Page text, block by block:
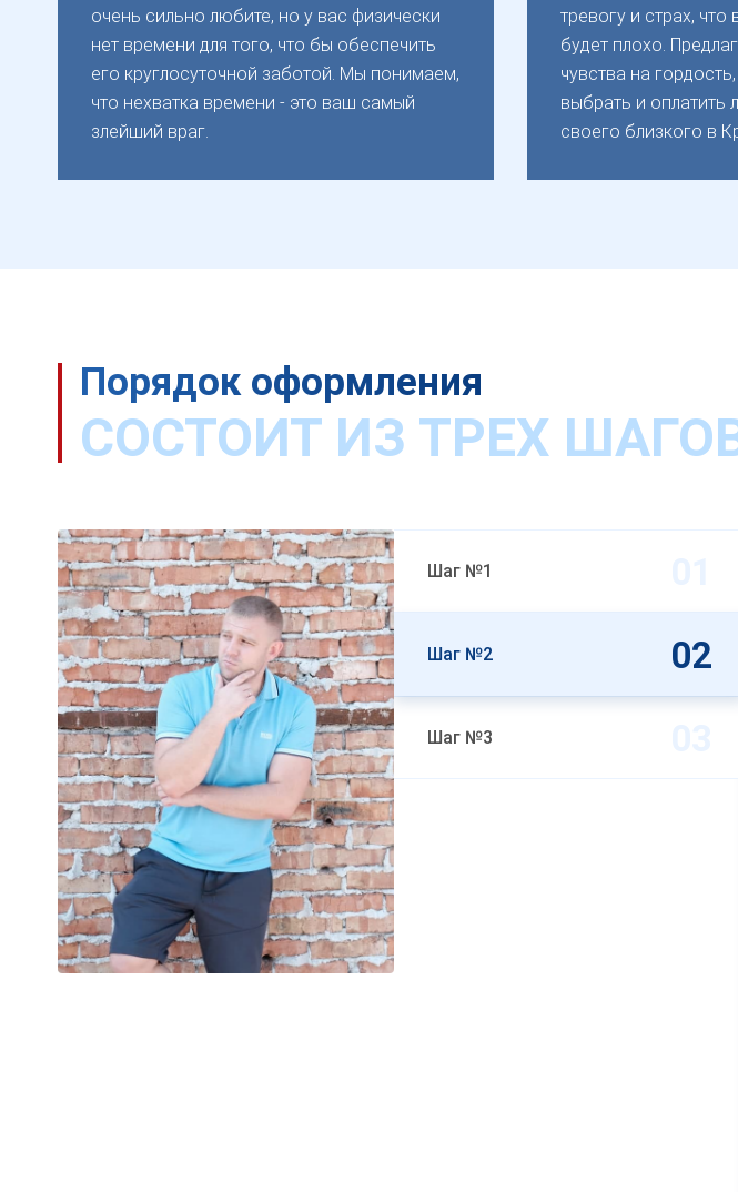
очень сильно любите, но у вас физически
нет времени для того, что бы обеспечить
его круглосуточной заботой. Мы понимаем,
что нехватка времени - это ваш самый
злейший враг.
тревогу и страх,
будет плохо.
чувства на
выбрать и оплатить
своего близкого в
Порядок оформления
СОСТОИТ ИЗ ТРЕХ
Шаг №1
Шаг №2
Шаг №3